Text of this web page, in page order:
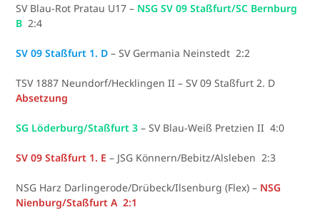
SV Blau-Rot Pratau U17 – NSG SV 09 Staßfurt/SC Bernburg
B 2:4
SV 09 Staßfurt 1. D – SV Germania Neinstedt 2:2
TSV 1887 Neundorf/Hecklingen II – SV 09 Staßfurt 2. D
Absetzung
SG Löderburg/Staßfurt 3 – SV Blau-Weiß Pretzien II 4:0
SV 09 Staßfurt 1. E– JSG Könnern/Bebitz/Alsleben 2:3
NSG Harz Darlingerode/Drübeck/Ilsenburg (Flex) – NSG
Nienburg/Staßfurt A 2:1